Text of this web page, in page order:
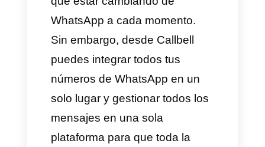
diferentes. Todo en un solo
lugar pero con gestión
separada.
Estadísticas separadas por
cada número en WhatsApp